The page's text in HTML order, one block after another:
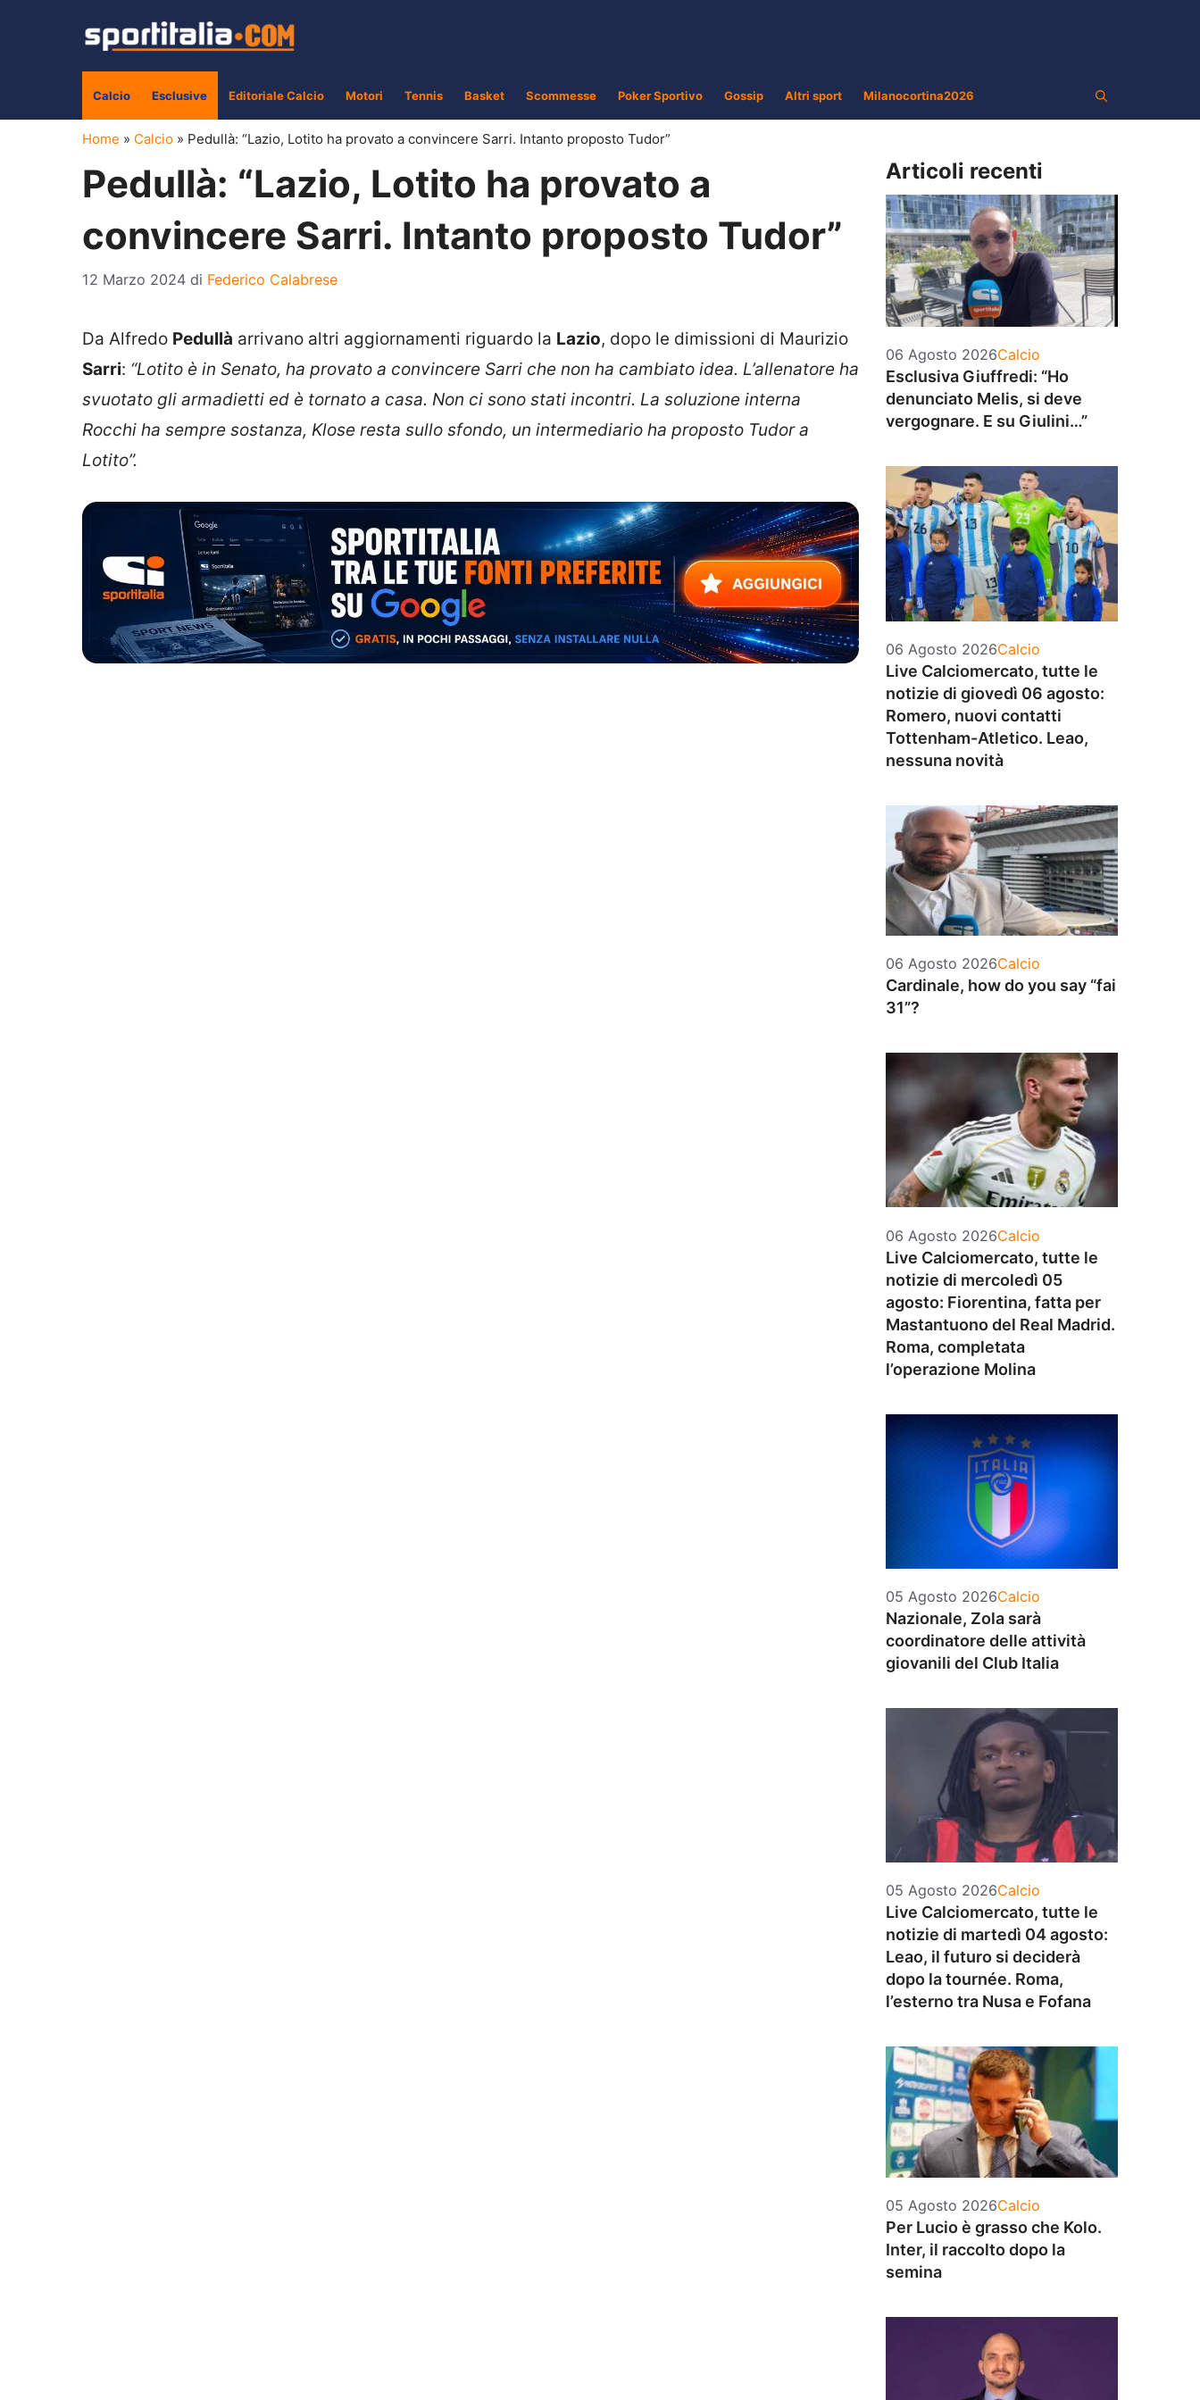
Calcio Esclusive Editoriale Calcio Motori Tennis Basket Scommesse Poker Sportivo Gossip Altri sport Milanocortina2026
Home » Calcio » Pedullà: “Lazio, Lotito ha provato a convincere Sarri. Intanto proposto Tudor”
Pedullà: “Lazio, Lotito ha provato a
convincere Sarri. Intanto proposto Tudor”
12 Marzo 2024 di Federico Calabrese
Da Alfredo Pedullà arrivano altri aggiornamenti riguardo la Lazio, dopo le dimissioni di Maurizio
Sarri: “Lotito è in Senato, ha provato a convincere Sarri che non ha cambiato idea. L’allenatore ha
svuotato gli armadietti ed è tornato a casa. Non ci sono stati incontri. La soluzione interna
Rocchi ha sempre sostanza, Klose resta sullo sfondo, un intermediario ha proposto Tudor a
Lotito”.
Articoli recenti
06 Agosto 2026Categorie
Calcio
Esclusiva Giuffredi: “Ho
denunciato Melis, si deve
vergognare. E su Giulini…”
06 Agosto 2026Categorie
Calcio
Live Calciomercato, tutte le
notizie di giovedì 06 agosto:
Romero, nuovi contatti
Tottenham-Atletico. Leao,
nessuna novità
06 Agosto 2026Categorie
Calcio
Cardinale, how do you say “fai
31”?
06 Agosto 2026Categorie
Calcio
Live Calciomercato, tutte le
notizie di mercoledì 05
agosto: Fiorentina, fatta per
Mastantuono del Real Madrid.
Roma, completata
l’operazione Molina
05 Agosto 2026Categorie
Calcio
Nazionale, Zola sarà
coordinatore delle attività
giovanili del Club Italia
05 Agosto 2026Categorie
Calcio
Live Calciomercato, tutte le
notizie di martedì 04 agosto:
Leao, il futuro si deciderà
dopo la tournée. Roma,
l’esterno tra Nusa e Fofana
05 Agosto 2026Categorie
Calcio
Per Lucio è grasso che Kolo.
Inter, il raccolto dopo la
semina